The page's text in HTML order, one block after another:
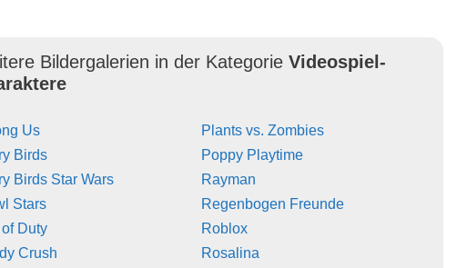
Bildergalerien in der KategorieVideospiel-
Us
Birds
Birds Star Wars
Stars
Duty
Crush
Plants vs. Zombies
Poppy Playtime
Rayman
Regenbogen Freunde
Roblox
Rosalina